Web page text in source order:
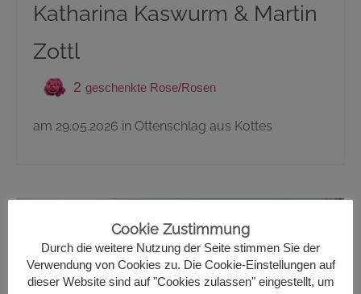
Katharina Kaswurm & Martin
Zottl
2
am 29.05.2026 in Ottenschlag aus Kottes
Cookie Zustimmung
Durch die weitere Nutzung der Seite stimmen Sie der
Verwendung von Cookies zu. Die Cookie-Einstellungen auf
dieser Website sind auf "Cookies zulassen" eingestellt, um